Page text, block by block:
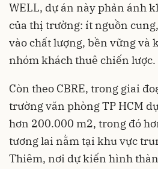
WELL, dự án này phản ánh
của thị trường: ít nguồn
vào chất lượng, bền vững và
nhóm khách thuê chiến lược.
Còn theo CBRE, trong giai
trường văn phòng TP HCM
hơn 200.000 m2, trong đó
tương lai nằm tại khu vực
Thiêm, nơi dự kiến hình